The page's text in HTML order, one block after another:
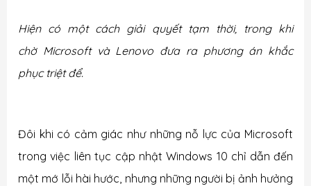
Hiện có một cách giải quyết tạm thời, trong khi
chờ Microsoft và Lenovo đưa ra phương án khắc
phục triệt để.
Đôi khi có cảm giác như những nỗ lực của Microsoft
trong việc liên tục cập nhật Windows 10 chỉ dẫn đến
một mớ lỗi hài hước, nhưng những người bị ảnh hưởng